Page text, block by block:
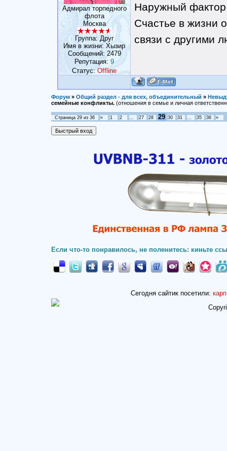
Адмирал торпедного
флота
Москва
Группа: Друг
Имя в жизни: Хызир
Сообщений: 2479
Репутация: 9
Статус:Offline
Наружный фактор
Счастье в жизни
связи с другими
Форум » Общий раздел - для всех, объединительный »
семейные конфликты. (отношения в семье и личная
Страница 29 из 36 « 1 2 … 27 28 29 30 31 … 35 36 »
Если что-то понравилось, не поленитесь: киньте
Сегодня сайтик посетили: карп